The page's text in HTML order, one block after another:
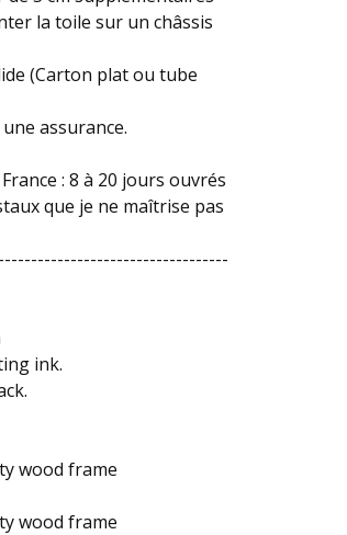
la toile sur un châssis
(Carton plat ou tube
assurance.
: 8 à 20 jours ouvrés
que je ne maîtrise pas
ink.
wood frame
wood frame